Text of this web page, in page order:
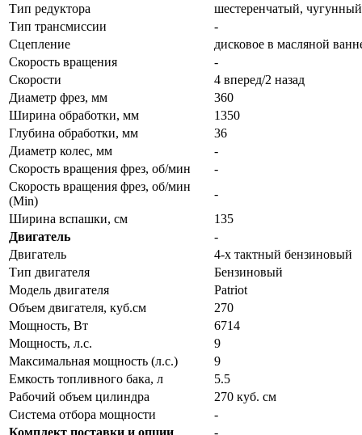
Тип редуктора
шестеренчатый, чугунный
Тип трансмиссии
-
Сцепление
дисковое в масляной
Скорость вращения
-
Скорости
4 вперед/2 назад
Диаметр фрез, мм
360
Ширина обработки, мм
1350
Глубина обработки, мм
36
Диаметр колес, мм
-
Скорость вращения фрез, об/мин
-
Скорость вращения фрез, об/мин
(Min)
-
Ширина вспашки, см
135
Двигатель
-
Двигатель
4-х тактный бензиновый
Тип двигателя
Бензиновый
Модель двигателя
Patriot
Объем двигателя, куб.см
270
Мощность, Вт
6714
Мощность, л.c.
9
Максимальная мощность (л.с.)
9
Емкость топливного бака, л
5.5
Рабочий объем цилиндра
270 куб. см
Система отбора мощности
-
Комплект поставки и опции
-